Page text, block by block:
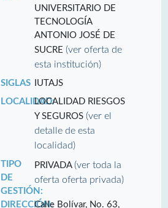
UNIVERSITARIO DE
TECNOLOGÍA
ANTONIO JOSÉ DE
SUCRE(ver oferta de
esta institución)
SIGLAS
IUTAJS
LOCALIDAD:LOCALIDAD RIESGOS
Y SEGUROS(ver el
detalle de esta
localidad)
TIPO
DE
GESTIÓN:
PRIVADA(ver toda la
oferta oferta privada)
DIRECCIÓN:Calle Bolívar, No. 63,